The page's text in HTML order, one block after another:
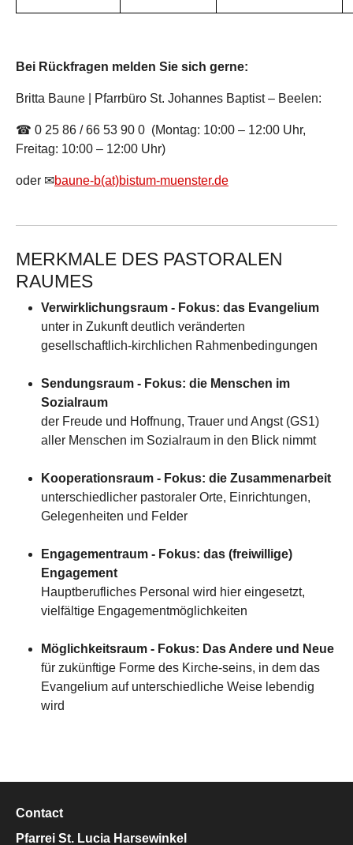
Bei Rückfragen melden Sie sich gerne:
Britta Baune | Pfarrbüro St. Johannes Baptist – Beelen:
☎ 0 25 86 / 66 53 90 0 (Montag: 10:00 – 12:00 Uhr,
Freitag: 10:00 – 12:00 Uhr)
oder ✉baune-b(at)bistum-muenster.de
MERKMALE DES PASTORALEN
RAUMES
Verwirklichungsraum - Fokus: das Evangelium
unter in Zukunft deutlich veränderten
gesellschaftlich-kirchlichen Rahmenbedingungen
Sendungsraum - Fokus: die Menschen im
Sozialraum
der Freude und Hoffnung, Trauer und Angst (GS1)
aller Menschen im Sozialraum in den Blick nimmt
Kooperationsraum - Fokus: die Zusammenarbeit
unterschiedlicher pastoraler Orte, Einrichtungen,
Gelegenheiten und Felder
Engagementraum - Fokus: das (freiwillige)
Engagement
Hauptberufliches Personal wird hier eingesetzt,
vielfältige Engagementmöglichkeiten
Möglichkeitsraum - Fokus: Das Andere und Neue
für zukünftige Forme des Kirche-seins, in dem das
Evangelium auf unterschiedliche Weise lebendig
wird
Contact
Pfarrei St. Lucia Harsewinkel